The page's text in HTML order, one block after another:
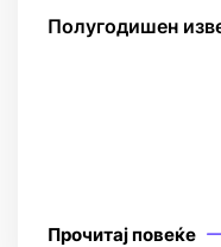
Полугодишен
Прочитај повеќе